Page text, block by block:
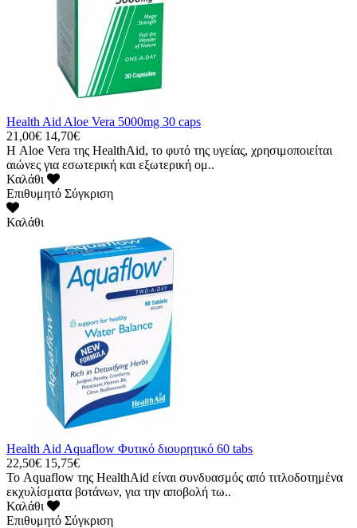
Health Aid Aloe Vera 5000mg 30 caps
21,00€ 14,70€
Η Aloe Vera της HealthAid, το φυτό της υγείας, χρησιμοποιείται
αιώνες για εσωτερική και εξωτερική ομ..
Καλάθι
Επιθυμητό Σύγκριση
Καλάθι
Health Aid Aquaflow Φυτικό διουρητικό 60 tabs
22,50€ 15,75€
Το Aquaflow της HealthAid είναι συνδυασμός από τιτλοδοτημένα
εκχυλίσματα βοτάνων, για την αποβολή τω..
Καλάθι
Επιθυμητό Σύγκριση